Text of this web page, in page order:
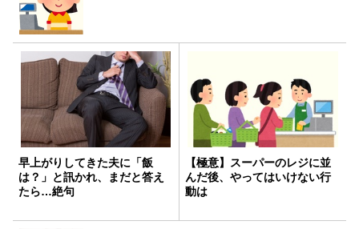
早上がりしてきた夫に「飯
は？」と訊かれ、まだと答え
たら…絶句
【極意】スーパーのレジに並
んだ後、やってはいけない行
動は